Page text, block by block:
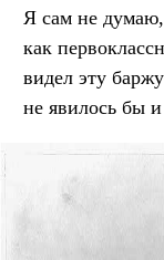
Я сам не
как
видел эту
не явилось бы